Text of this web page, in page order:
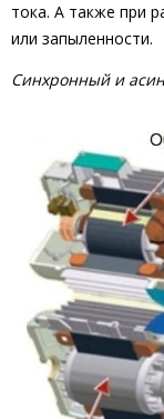
тока. А также при
или запыленности.
Синхронный и